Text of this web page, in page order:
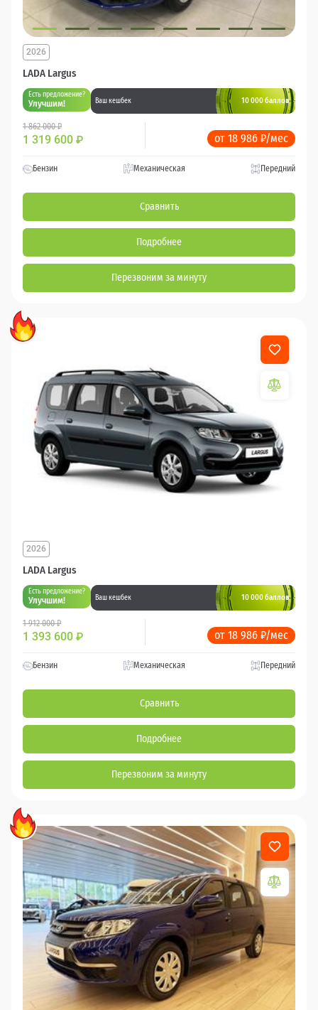
LADA Largus
2026
Есть предложение?
Улучшим! Ваш кешбек 10 000 баллов
1 862 000 ₽
1 319 600 ₽ от 18 986 ₽/мес
Бензин Механическая Передний
Сравнить
Подробнее
Перезвоним за минуту
LADA Largus
2026
Есть предложение?
Улучшим! Ваш кешбек 10 000 баллов
1 912 000 ₽
1 393 600 ₽ от 18 986 ₽/мес
Бензин Механическая Передний
Сравнить
Подробнее
Перезвоним за минуту